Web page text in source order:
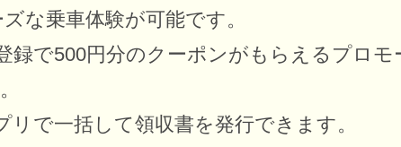
な乗車体験が可能です。
録で500円分のクーポンがもらえるプロ
リで一括して領収書を発行できます。